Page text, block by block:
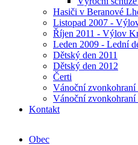
Hasiči v Beranové
Listopad 2007 -
Říjen 2011 - Výlov
Leden 2009 - Lední
Dětský den 2011
Dětský den 2012
Čerti
Vánoční zvonkohraní
Vánoční zvonkohraní
Kontakt
Obec